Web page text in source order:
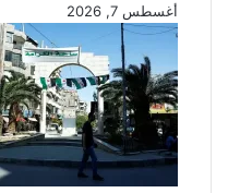
أغسطس 7, 2026